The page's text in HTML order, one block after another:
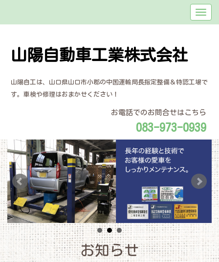
山陽自動車工業株式会社
山陽自工は、山口県山口市小郡の中国運輸局長指定整備＆特認工場で
す。車検や修理はおまかせください！
お電話でのお問合せはこちら
083-973-0939
お知らせ